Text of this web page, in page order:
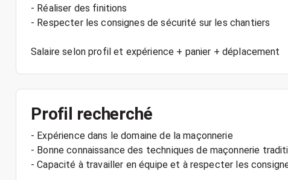
- Réaliser des finitions
- Respecter les consignes de sécurité sur les chantiers
Salaire selon profil et expérience + panier + déplacement
Profil recherché
- Expérience dans le domaine de la maçonnerie
- Bonne connaissance des techniques de maçonnerie
- Capacité à travailler en équipe et à respecter les